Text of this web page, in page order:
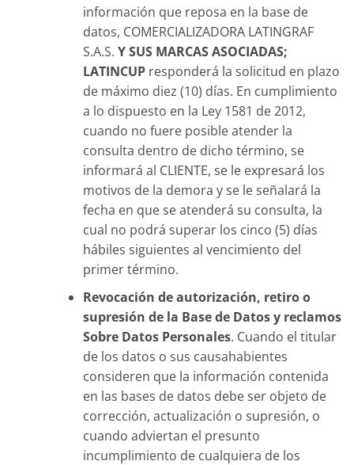
información que reposa en la base de
datos, COMERCIALIZADORA LATINGRAF
S.A.S. Y SUS MARCAS ASOCIADAS;
LATINCUPresponderá la solicitud en plazo
de máximo diez (10) días. En cumplimiento
a lo dispuesto en la Ley 1581 de 2012,
cuando no fuere posible atender la
consulta dentro de dicho término, se
informará al CLIENTE, se le expresará los
motivos de la demora y se le señalará la
fecha en que se atenderá su consulta, la
cual no podrá superar los cinco (5) días
hábiles siguientes al vencimiento del
primer término.
Revocación de autorización, retiro o
supresión de la Base de Datos y reclamos
Sobre Datos Personales. Cuando el titular
de los datos o sus causahabientes
consideren que la información contenida
en las bases de datos debe ser objeto de
corrección, actualización o supresión, o
cuando adviertan el presunto
incumplimiento de cualquiera de los